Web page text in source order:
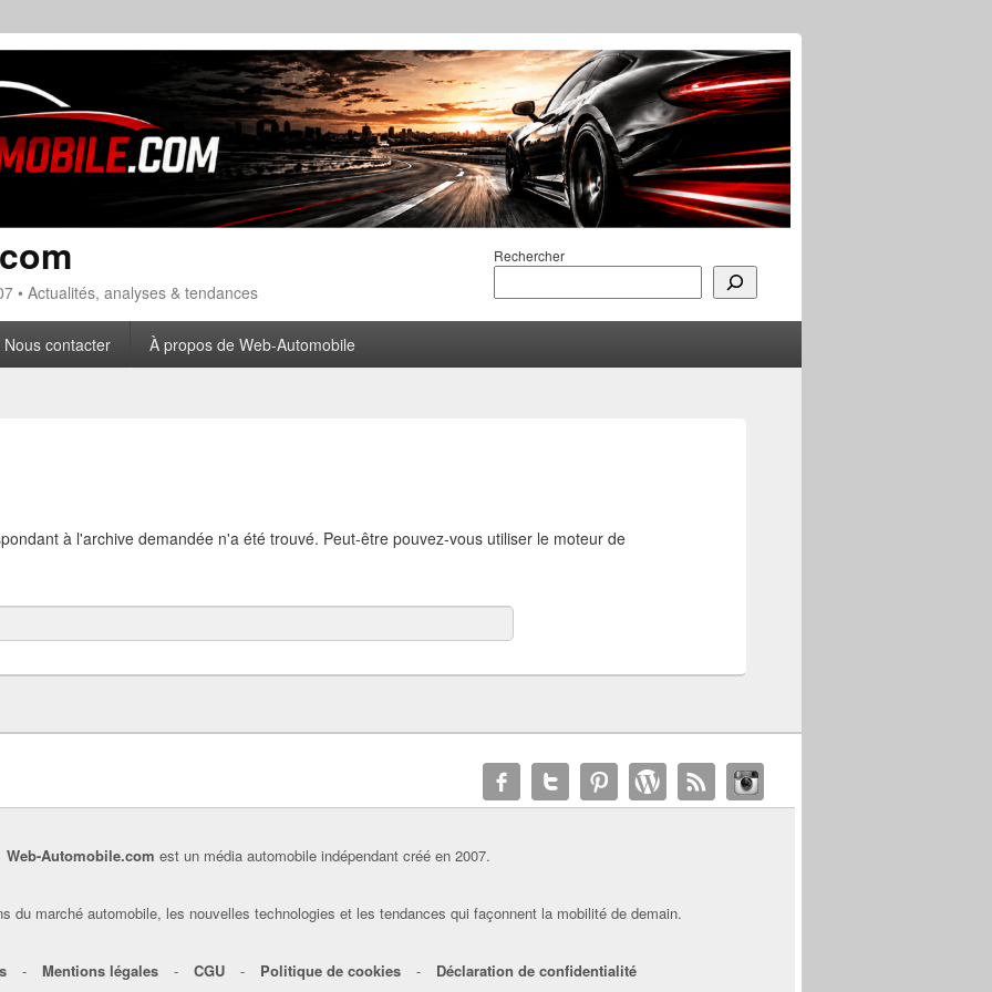
Rechercher
• Actualités, analyses & tendances
Nous contacter À propos de Web-Automobile
à l'archive demandée n'a été trouvé. Peut-être pouvez-vous utiliser le moteur de
Web-Automobile.com est un média automobile indépendant créé en 2007.
du marché automobile, les nouvelles technologies et les tendances qui façonnent la mobilité de demain.
- Mentions légales - CGU - Politique de cookies - Déclaration de confidentialité